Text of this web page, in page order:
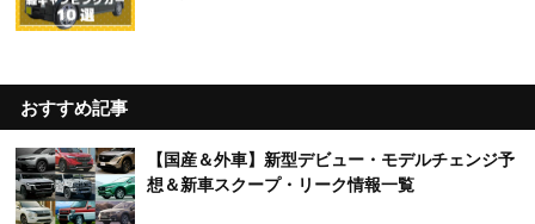
おすすめ記事
【国産＆外車】新型デビュー・モデルチェンジ予
想＆新車スクープ・リーク情報一覧